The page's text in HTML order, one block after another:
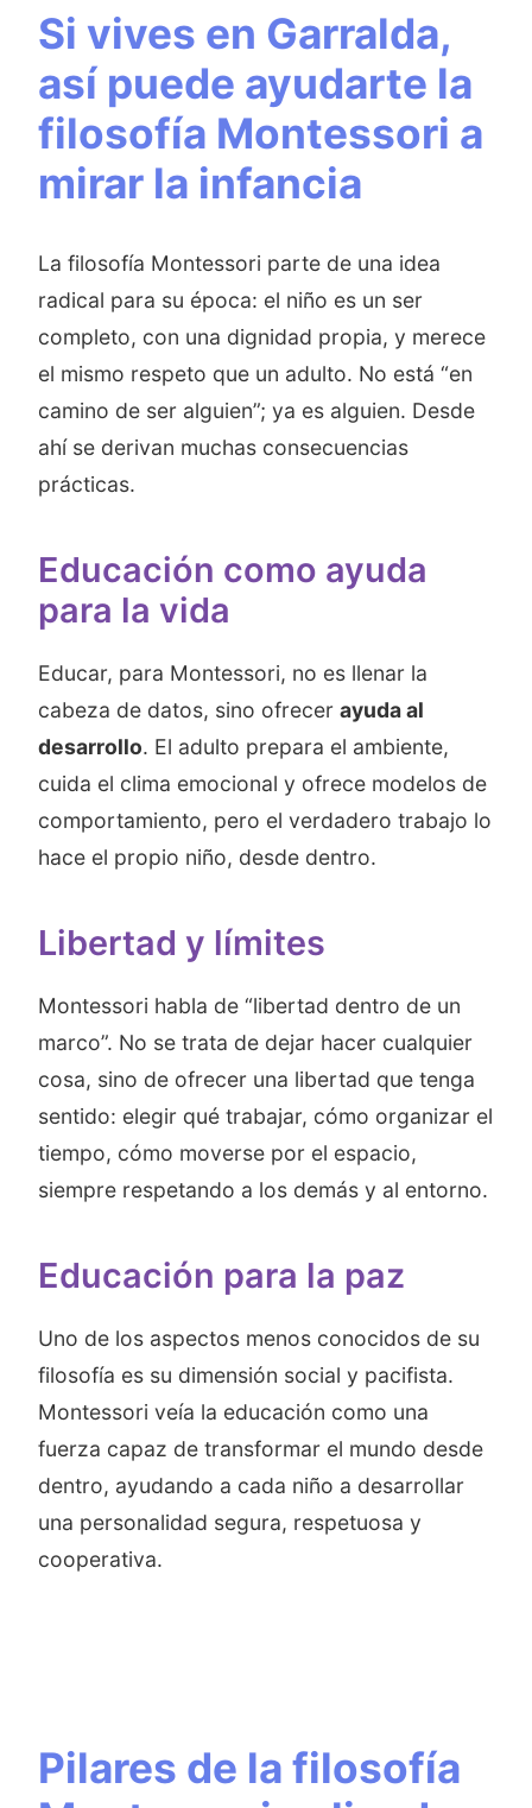
Si vives en Garralda,
así puede ayudarte la
filosofía Montessori a
mirar la infancia
La filosofía Montessori parte de una idea
radical para su época: el niño es un ser
completo, con una dignidad propia, y merece
el mismo respeto que un adulto. No está “en
camino de ser alguien”; ya es alguien. Desde
ahí se derivan muchas consecuencias
prácticas.
Educación como ayuda
para la vida
Educar, para Montessori, no es llenar la
cabeza de datos, sino ofrecer ayuda al
desarrollo. El adulto prepara el ambiente,
cuida el clima emocional y ofrece modelos de
comportamiento, pero el verdadero trabajo lo
hace el propio niño, desde dentro.
Libertad y límites
Montessori habla de “libertad dentro de un
marco”. No se trata de dejar hacer cualquier
cosa, sino de ofrecer una libertad que tenga
sentido: elegir qué trabajar, cómo organizar el
tiempo, cómo moverse por el espacio,
siempre respetando a los demás y al entorno.
Educación para la paz
Uno de los aspectos menos conocidos de su
filosofía es su dimensión social y pacifista.
Montessori veía la educación como una
fuerza capaz de transformar el mundo desde
dentro, ayudando a cada niño a desarrollar
una personalidad segura, respetuosa y
cooperativa.
Pilares de la filosofía